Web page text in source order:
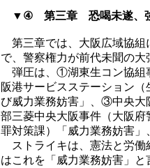
▼④ 第三章 恐喝未遂、強
第三章では、大阪広域協組
で、警察権力が前代未聞の
弾圧は、①湖東生コン協組
阪港サービスステーション
び威力業務妨害」、③中央大
部三菱中央大阪事件（大阪
罪対策課）「威力業務妨害
ストライキは、憲法と労働
はこれを「威力業務妨害」